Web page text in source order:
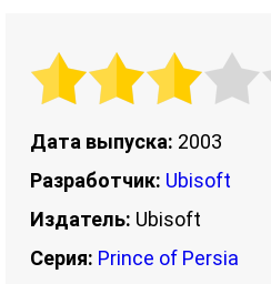
Дата выпуска: 2003
Разработчик: Ubisoft
Издатель: Ubisoft
Серия: Prince of Persia